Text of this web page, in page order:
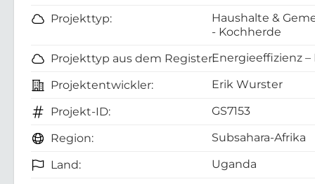
Projekttyp:
Haushalte &
- Kochherde
Projekttyp aus dem Register:Energieeffizienz –
Projektentwickler: Erik Wurster
Projekt-ID: GS7153
Region: Subsahara-Afrika
Land: Uganda